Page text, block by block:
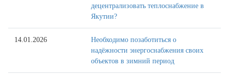
децентрализовать теплоснабжение в
Якутии?
14.01.2026
Необходимо позаботиться о
надёжности энергоснабжения своих
объектов в зимний период